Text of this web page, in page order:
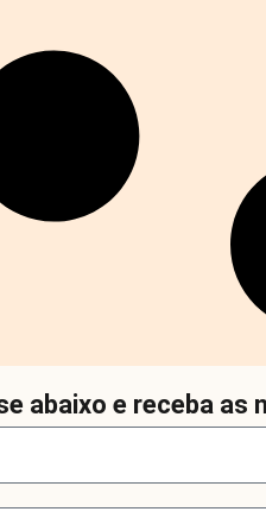
abaixo e receba as